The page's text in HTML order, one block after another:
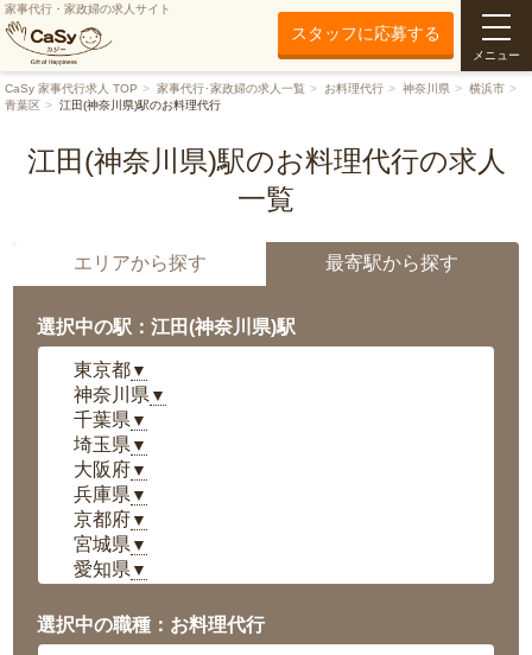
家事代行・家政婦の求人サイト
スタッフに応募する
メニュー
CaSy 家事代行求人 TOP 家事代行･家政婦の求人一覧 お料理代行 神奈川県
横浜市
青葉区
江田(神奈川県)駅のお料理代行
江田(神奈川県)駅のお料理代行の求人
一覧
エリアから探す 最寄駅から探す
選択中の駅：江田(神奈川県)駅
東京都▼
神奈川県 ▼
千葉県 ▼
埼玉県 ▼
大阪府▼
兵庫県 ▼
京都府▼
宮城県 ▼
愛知県 ▼
岡山県▼
広島県▼
選択中の職種：お料理代行